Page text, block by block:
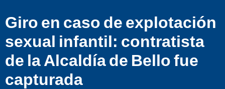
Giro en caso de explotación
sexual infantil: contratista
de la Alcaldía de Bello fue
capturada